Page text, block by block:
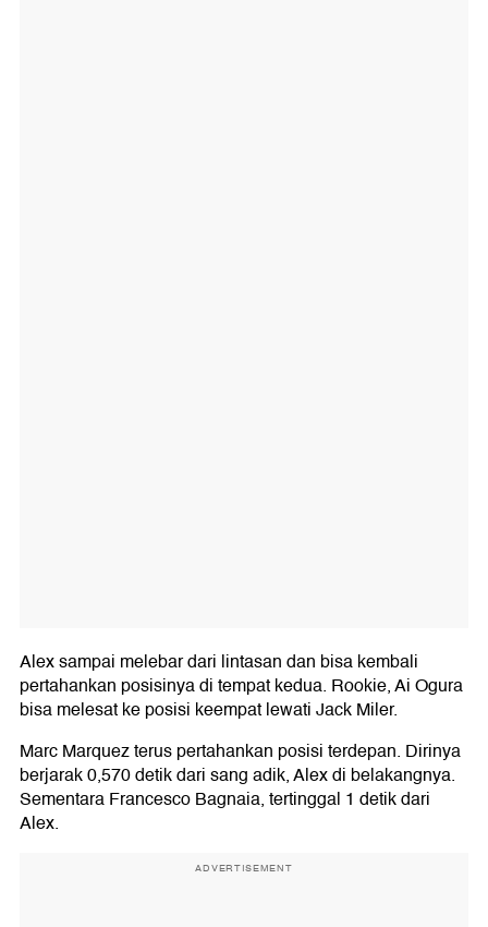
Alex sampai melebar dari lintasan dan bisa kembali
pertahankan posisinya di tempat kedua. Rookie, Ai Ogura
bisa melesat ke posisi keempat lewati Jack Miler.
Marc Marquez terus pertahankan posisi terdepan. Dirinya
berjarak 0,570 detik dari sang adik, Alex di belakangnya.
Sementara Francesco Bagnaia, tertinggal 1 detik dari
Alex.
ADVERTISEMENT